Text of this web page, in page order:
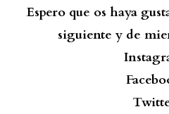
Espero que os haya
siguiente y de